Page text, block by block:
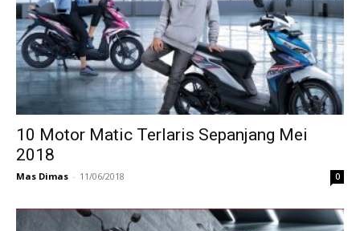
10 Motor Matic Terlaris Sepanjang Mei
2018
Mas Dimas - 11/06/2018 0